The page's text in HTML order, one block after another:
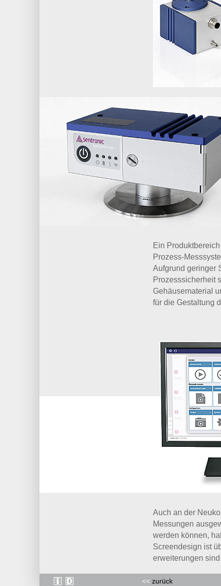
Ein
Prozess-
Aufgrund geringer
Prozesssicherheit
Gehäusematerial
für die Gestaltung
Auch an der
Messungen
werden können,
Screendesign ist
erweiterungen
<< zurück